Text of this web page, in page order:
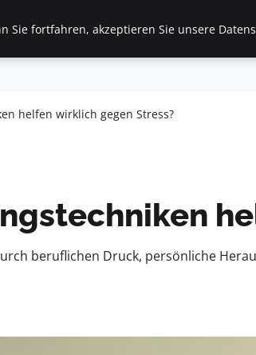
& Immobilien Frauen / Mode
helfen wirklich gegen Stress?
beruflichen Druck, persönliche
Sie fortfahren, akzeptieren Sie unsere